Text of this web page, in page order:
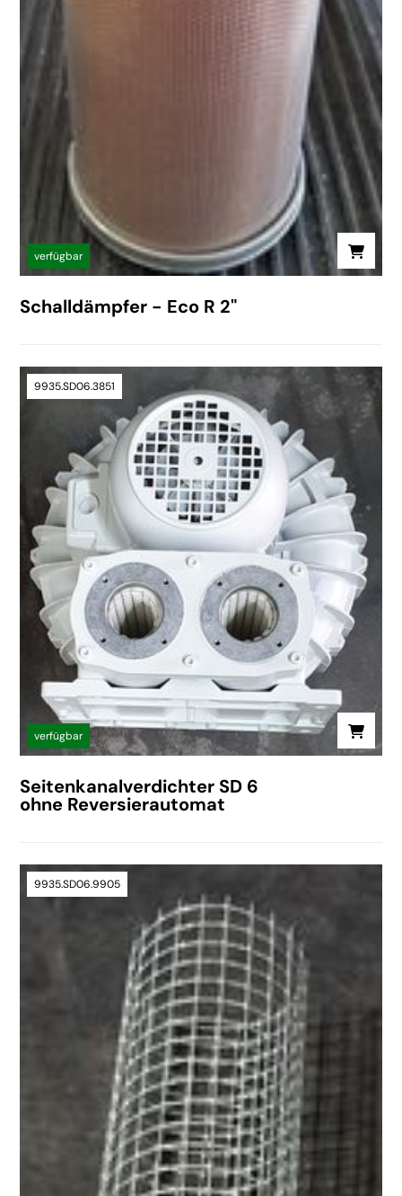
verfügbar
Schalldämpfer - Eco R 2"
9935.SD06.3851
verfügbar
Seitenkanalverdichter SD 6
ohne Reversierautomat
9935.SD06.9905